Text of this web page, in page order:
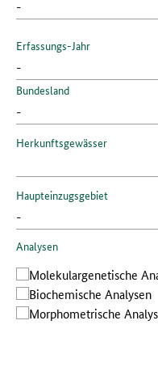
Erfassungs-Jahr
Bundesland
Herkunftsgewässer
Haupteinzugsgebiet
Analysen
Molekular­genetische
Bio­chemische Analysen
Morphometrische